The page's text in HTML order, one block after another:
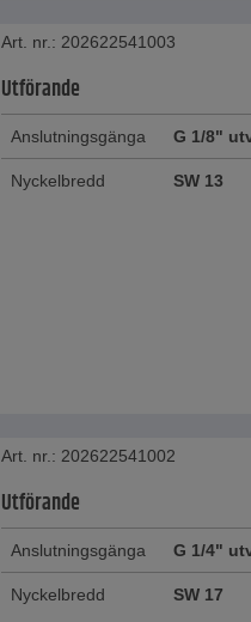
Art. nr.: 202622541003
Utförande
Anslutningsgänga G 1/8"
Nyckelbredd SW 13
Art. nr.: 202622541002
Utförande
Anslutningsgänga G 1/4"
Nyckelbredd SW 17